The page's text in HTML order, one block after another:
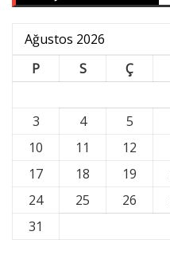
Ağustos 2026
P
S Ç
3
4 5
10
11 12
17
18 19
24
25 26
31